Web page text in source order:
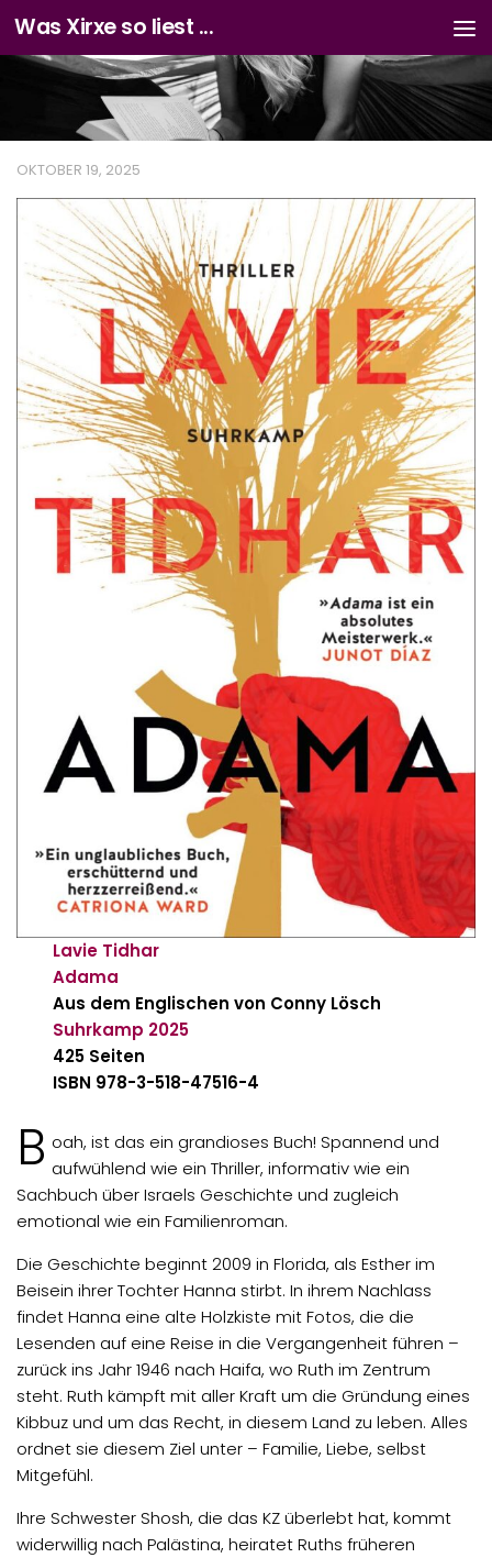
Zum Inhalt springen
Was Xirxe so liest ...
OKTOBER 19, 2025
Lavie Tidhar
Adama
Aus dem Englischen von Conny Lösch
Suhrkamp 2025
425 Seiten
ISBN 978-3-518-47516-4
B oah, ist das ein grandioses Buch! Spannend und
aufwühlend wie ein Thriller, informativ wie ein
Sachbuch über Israels Geschichte und zugleich
emotional wie ein Familienroman.
Die Geschichte beginnt 2009 in Florida, als Esther im
Beisein ihrer Tochter Hanna stirbt. In ihrem Nachlass
findet Hanna eine alte Holzkiste mit Fotos, die die
Lesenden auf eine Reise in die Vergangenheit führen –
zurück ins Jahr 1946 nach Haifa, wo Ruth im Zentrum
steht. Ruth kämpft mit aller Kraft um die Gründung eines
Kibbuz und um das Recht, in diesem Land zu leben. Alles
ordnet sie diesem Ziel unter – Familie, Liebe, selbst
Mitgefühl.
Ihre Schwester Shosh, die das KZ überlebt hat, kommt
widerwillig nach Palästina, heiratet Ruths früheren